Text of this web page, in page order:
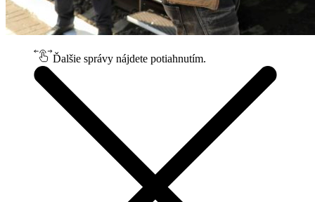
Ďalšie správy nájdete potiahnutím.